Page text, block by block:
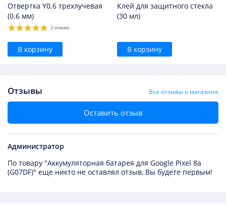
Отвертка Y0.6 трехлучевая
(0.6 мм)
2 отзыва
В корзину
Клей для защитного стекла
(30 мл)
В корзину
Отзывы Все отзывы о магазине
Оставить отзыв
Администратор
По товару "Аккумуляторная батарея для Google Pixel 8a
(G07DF)" еще никто не оставлял отзыв, Вы будете первым!